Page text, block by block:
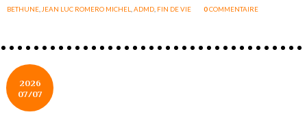
BETHUNE JEAN LUC ROMERO MICHEL ,ADMD FIN DE VIE 0COMMENTAIRE
2026
07/07